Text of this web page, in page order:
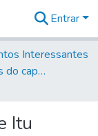
Entrar
Interessantes
Volume 74 - Ofícios do capitão General Martim Lopes Lobo de Saldanha às Câmaras e Comandantes da Capitania (1775)
Itu